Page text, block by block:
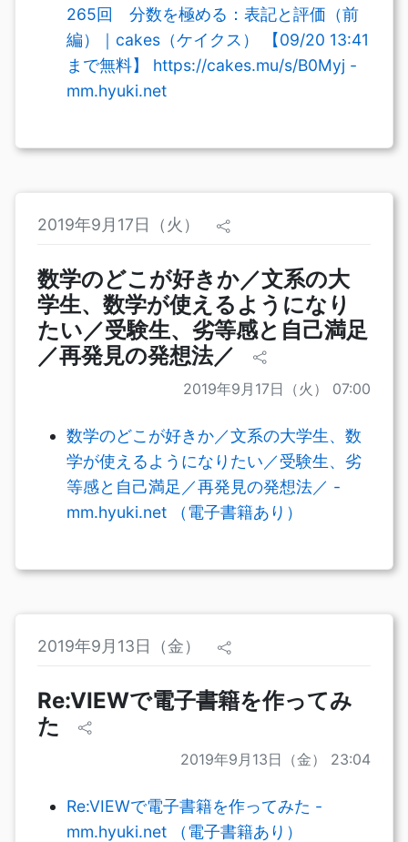
265回 分数を極める：表記と評価（前
編）｜cakes（ケイクス） 【09/20 13:41
まで無料】 https://cakes.mu/s/B0Myj -
mm.hyuki.net
2019年9月17日（火）
数学のどこが好きか／文系の大
学生、数学が使えるようになり
たい／受験生、劣等感と自己満足
／再発見の発想法／
2019年9月17日（火） 07:00
数学のどこが好きか／文系の大学生、数
学が使えるようになりたい／受験生、劣
等感と自己満足／再発見の発想法／ -
mm.hyuki.net （電子書籍あり）
2019年9月13日（金）
Re:VIEWで電子書籍を作ってみ
た
2019年9月13日（金） 23:04
Re:VIEWで電子書籍を作ってみた -
mm.hyuki.net （電子書籍あり）